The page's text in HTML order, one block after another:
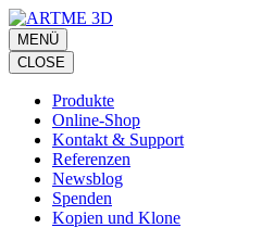
Zum
Inhalt
springen
(Eingabetaste
drücken)
MENÜ
CLOSE
Produkte
Online-Shop
Kontakt & Support
Referenzen
Newsblog
Spenden
Kopien und Klone